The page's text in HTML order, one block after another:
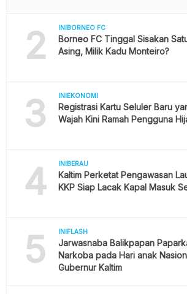
2 INIBORNEO FC
Borneo FC Tinggal Sisakan
Asing, Milik Kadu Monteiro?
3 INIEKONOMI
Registrasi Kartu Seluler Baru
Wajah Kini Ramah Pengguna
4 INIBERAU
Kaltim Perketat Pengawasan
KKP Siap Lacak Kapal Masuk
5 INIFLASH
Jarwasnaba Balikpapan
Narkoba pada Hari anak
Gubernur Kaltim